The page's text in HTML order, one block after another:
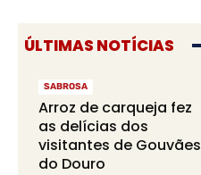
ÚLTIMAS NOTÍCIAS
SABROSA
Arroz de carqueja fez
as delícias dos
visitantes de Gouvães
do Douro